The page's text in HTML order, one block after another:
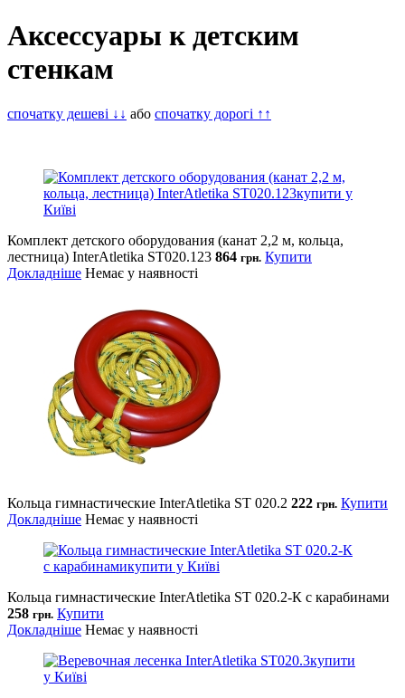
Аксессуары к детским
стенкам
спочатку дешеві ↓↓ або спочатку дорогі ↑↑
Комплект детского оборудования (канат 2,2 м, кольца,
лестница) InterAtletika ST020.123 864 грн. Купити
Докладніше Немає у наявності
Кольца гимнастические InterAtletika SТ 020.2 222 грн. Купити
Докладніше Немає у наявності
Кольца гимнастические InterAtletika SТ 020.2-К с карабинами
258 грн. Купити
Докладніше Немає у наявності